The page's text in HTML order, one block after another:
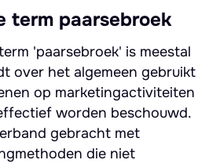
term paarsebroek
'paarsebroek' is meestal
over het algemeen gebruikt
op marketingactiviteiten
worden beschouwd.
gebracht met
die niet